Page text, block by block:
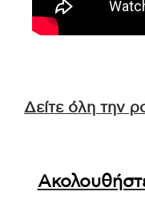
Δείτε όλη την